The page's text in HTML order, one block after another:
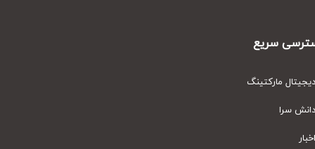
سریع
مارکتینگ
سرا